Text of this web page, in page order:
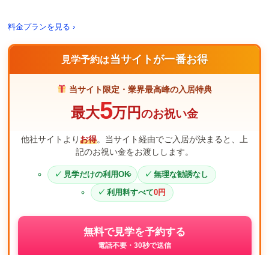
料金プランを見る ›
見学予約は当サイトが一番お得
当サイト限定・業界最高峰の入居特典
最大5万円のお祝い金
他社サイトよりお得。当サイト経由でご入居が決まると、上
記のお祝い金をお渡しします。
見学だけの利用OK
無理な勧誘なし
利用料すべて0円
無料で見学を予約する
電話不要・30秒で送信